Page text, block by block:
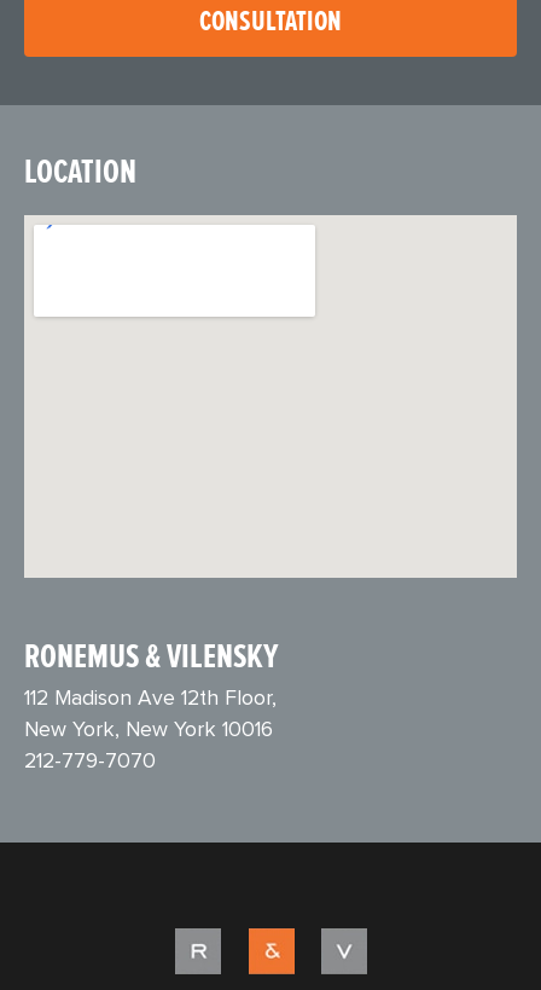
CONSULTATION
LOCATION
RONEMUS & VILENSKY
112 Madison Ave 12th Floor,
New York, New York 10016
212-779-7070